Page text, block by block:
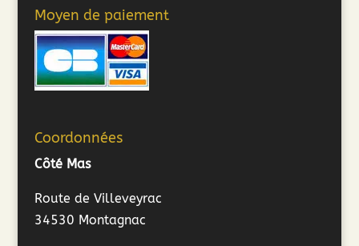
Moyen de paiement
Coordonnées
Côté Mas
Route de Villeveyrac
34530 Montagnac